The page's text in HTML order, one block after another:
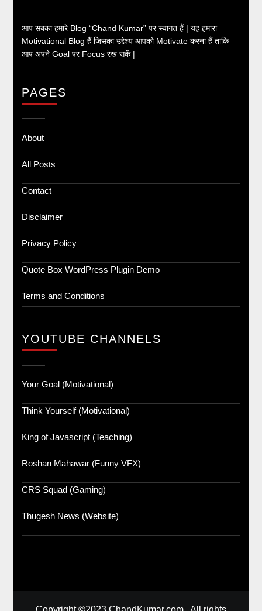
आप सबका हमारे Blog “Chand Kumar” पर स्वागत हैं | यह हमारा
Motivational Blog हैं जिसका उद्देश्य आपको Motivate करना हैं ताकि
आप अपने Goal पर Focus रख सकें |
PAGES
About
All Posts
Contact
Disclaimer
Privacy Policy
Quote Box WordPress Plugin Demo
Terms and Conditions
YOUTUBE CHANNELS
Your Goal (Motivational)
Think Yourself (Motivational)
King of Javascript (Teaching)
Roshan Mahawar (Funny VFX)
CRS Squad (Gaming)
Thugesh News (Website)